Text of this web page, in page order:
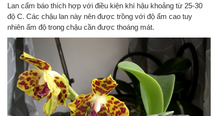
Lan cẩm báo thích hợp với điều kiện khí hậu khoảng từ 25-30
độ C. Các chậu lan này nên được trồng với độ ẩm cao tuy
nhiên ẩm độ trong chậu cần được thoáng mát.